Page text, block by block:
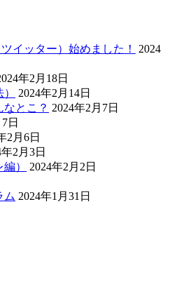
イッター）始めました！
2024
年2月18日
2024年2月14日
とこ？ 2024年2月7日
日
2月6日
2月3日
）
2024年2月2日
ム 2024年1月31日